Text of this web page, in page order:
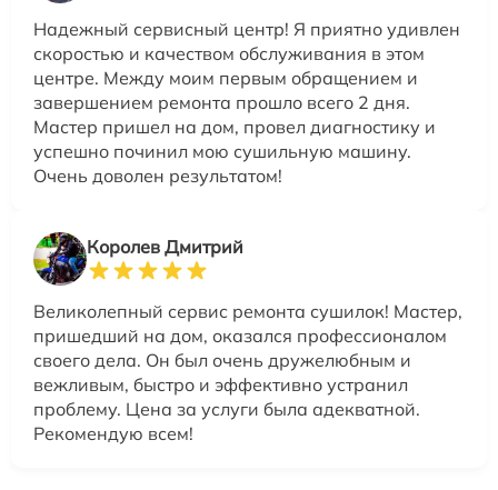
Надежный сервисный центр! Я приятно удивлен
скоростью и качеством обслуживания в этом
центре. Между моим первым обращением и
завершением ремонта прошло всего 2 дня.
Мастер пришел на дом, провел диагностику и
успешно починил мою сушильную машину.
Очень доволен результатом!
Королев Дмитрий
Великолепный сервис ремонта сушилок! Мастер,
пришедший на дом, оказался профессионалом
своего дела. Он был очень дружелюбным и
вежливым, быстро и эффективно устранил
проблему. Цена за услуги была адекватной.
Рекомендую всем!